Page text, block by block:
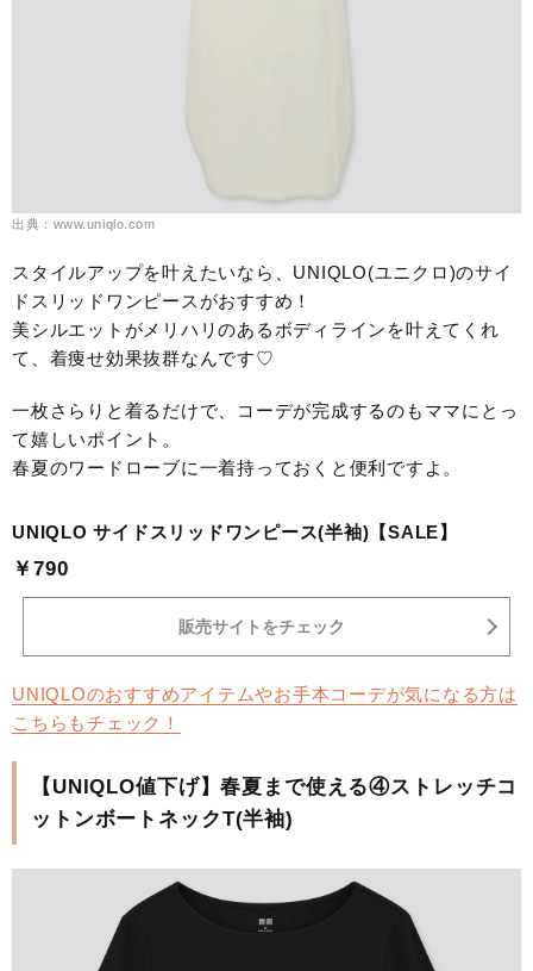
出典：www.uniqlo.com
スタイルアップを叶えたいなら、UNIQLO(ユニクロ)のサイ
ドスリッドワンピースがおすすめ！
美シルエットがメリハリのあるボディラインを叶えてくれ
て、着痩せ効果抜群なんです♡
一枚さらりと着るだけで、コーデが完成するのもママにとっ
て嬉しいポイント。
春夏のワードローブに一着持っておくと便利ですよ。
UNIQLO サイドスリッドワンピース(半袖)【SALE】
￥790
販売サイトをチェック
UNIQLOのおすすめアイテムやお手本コーデが気になる方は
こちらもチェック！
【UNIQLO値下げ】春夏まで使える④ストレッチコ
ットンボートネックT(半袖)